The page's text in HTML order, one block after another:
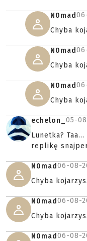
N0mad
Chyba
N0mad
Chyba
N0mad
Chyba
echelon_ 05-
Lunetka?
replikę
N0mad06-08-
Chyba
N0mad06-08-
Chyba
N0mad06-08-